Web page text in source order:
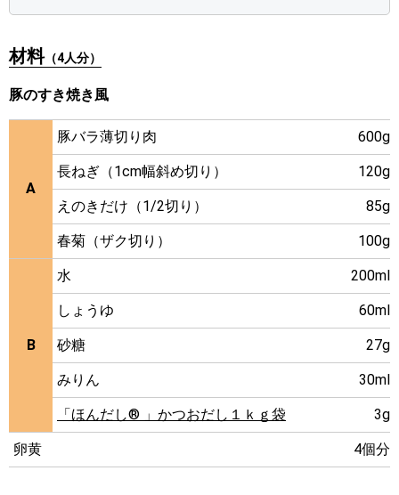
材料（4人分）
豚のすき焼き風
A
豚バラ薄切り肉 600g
長ねぎ（1cm幅斜め切り） 120g
えのきだけ（1/2切り） 85g
春菊（ザク切り） 100g
B
水 200ml
しょうゆ 60ml
砂糖 27g
みりん 30ml
「ほんだし® 」かつおだし１ｋｇ袋 3g
卵黄 4個分